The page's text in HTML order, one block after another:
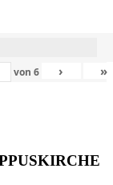
von 6 › »